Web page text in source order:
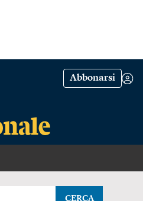
Abbonarsi
CERCA